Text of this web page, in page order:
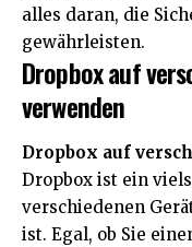
alles daran, die
gewährleisten.
Dropbox auf
verwenden
Dropbox auf
Dropbox ist ein
verschiedenen
ist. Egal, ob Sie